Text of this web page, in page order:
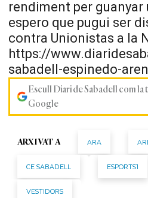
rendiment per
espero que pugui ser
contra Unionistas a la
https://
sabadell-espinedo-
Escull Diari de Sabadell com
Google
ARXIVAT A ARA
CE SABADELL ESPORTS1
VESTIDORS